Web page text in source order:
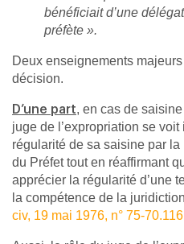
bénéficiait d’une
préfète ».
Deux enseignements
décision.
D’une part, en cas de
juge de l’expropriation se
régularité de sa saisine par
du Préfet tout en réaffirmant
apprécier la régularité d’une
la compétence de la
civ, 19 mai 1976, n° 75-